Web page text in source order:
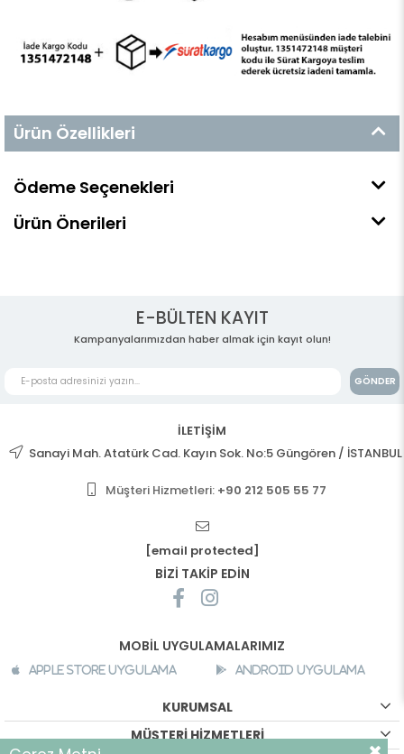
Ürün Özellikleri
Ödeme Seçenekleri
Ürün Önerileri
E-BÜLTEN KAYIT
Kampanyalarımızdan haber almak için kayıt olun!
GÖNDER
İLETİŞİM
Sanayi Mah. Atatürk Cad. Kayın Sok. No:5 Güngören / İSTANBUL
Müşteri Hizmetleri: +90 212 505 55 77
[email protected]
BİZİ TAKİP EDİN
MOBİL UYGULAMALARIMIZ
Apple Store Uygulama Android Uygulama
KURUMSAL
MÜŞTERİ HİZMETLERİ